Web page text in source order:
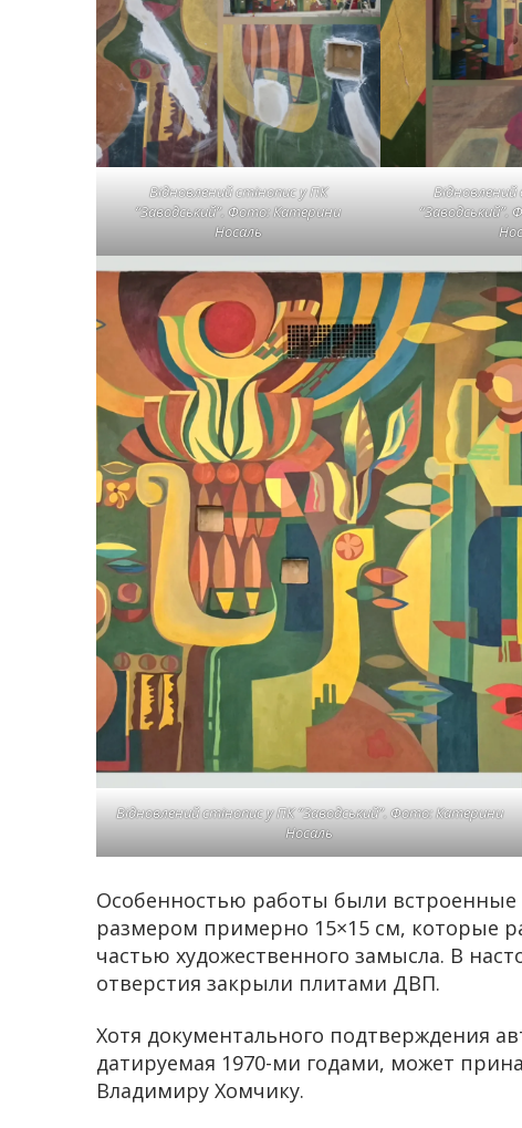
Відновлений стінопис у ПК
“Заводський”. Фото: Катерини
Носаль
Відновлений
Відновлений стінопис у ПК “Заводський”. Фото: Катерини
Носаль
Особенностью работы были встроенные
размером примерно 15×15 см, которые
частью художественного замысла. В
отверстия закрыли плитами ДВП.
Хотя документального подтверждения
датируемая 1970-ми годами, может
Владимиру Хомчику.